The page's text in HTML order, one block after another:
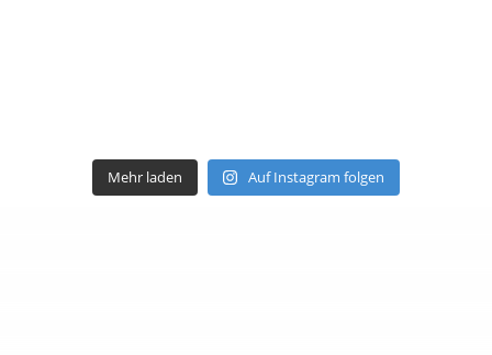
Mehr laden Auf Instagram folgen